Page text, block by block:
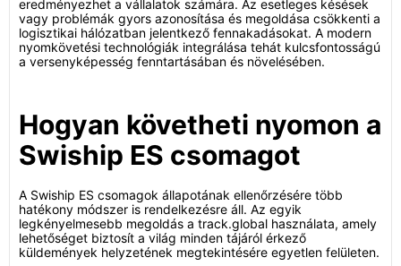
eredményezhet a vállalatok számára. Az esetleges késések
vagy problémák gyors azonosítása és megoldása csökkenti a
logisztikai hálózatban jelentkező fennakadásokat. A modern
nyomkövetési technológiák integrálása tehát kulcsfontosságú
a versenyképesség fenntartásában és növelésében.
Hogyan követheti nyomon a
Swiship ES csomagot
A Swiship ES csomagok állapotának ellenőrzésére több
hatékony módszer is rendelkezésre áll. Az egyik
legkényelmesebb megoldás a track.global használata, amely
lehetőséget biztosít a világ minden tájáról érkező
küldemények helyzetének megtekintésére egyetlen felületen.